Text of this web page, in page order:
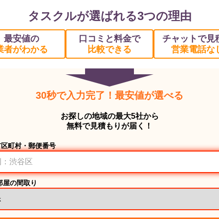
タスクルが選ばれる3つの理由
最安値の
者がわかる
口コミと料金で
比較できる
チャットで見
営業電話な
30秒で入力完了！最安値が選べる
お探しの地域の最大5社から
無料で見積もりが届く！
町村・郵便番号
の間取り